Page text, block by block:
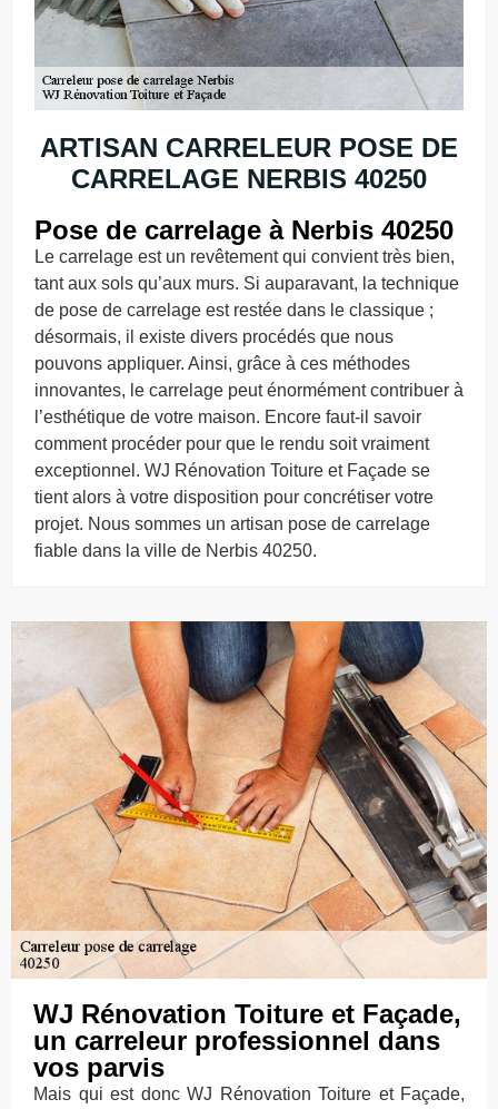
ARTISAN CARRELEUR POSE DE
CARRELAGE NERBIS 40250
Pose de carrelage à Nerbis 40250
Le carrelage est un revêtement qui convient très bien,
tant aux sols qu’aux murs. Si auparavant, la technique
de pose de carrelage est restée dans le classique ;
désormais, il existe divers procédés que nous
pouvons appliquer. Ainsi, grâce à ces méthodes
innovantes, le carrelage peut énormément contribuer à
l’esthétique de votre maison. Encore faut-il savoir
comment procéder pour que le rendu soit vraiment
exceptionnel. WJ Rénovation Toiture et Façade se
tient alors à votre disposition pour concrétiser votre
projet. Nous sommes un artisan pose de carrelage
fiable dans la ville de Nerbis 40250.
WJ Rénovation Toiture et Façade,
un carreleur professionnel dans
vos parvis
Mais qui est donc WJ Rénovation Toiture et Façade,